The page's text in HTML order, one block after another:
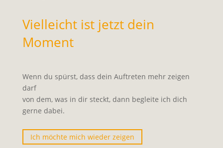
Vielleicht ist jetzt dein
Moment
Wenn du spürst, dass dein Auftreten mehr zeigen
darf
von dem, was in dir steckt, dann begleite ich dich
gerne dabei.
Ich möchte mich wieder zeigen